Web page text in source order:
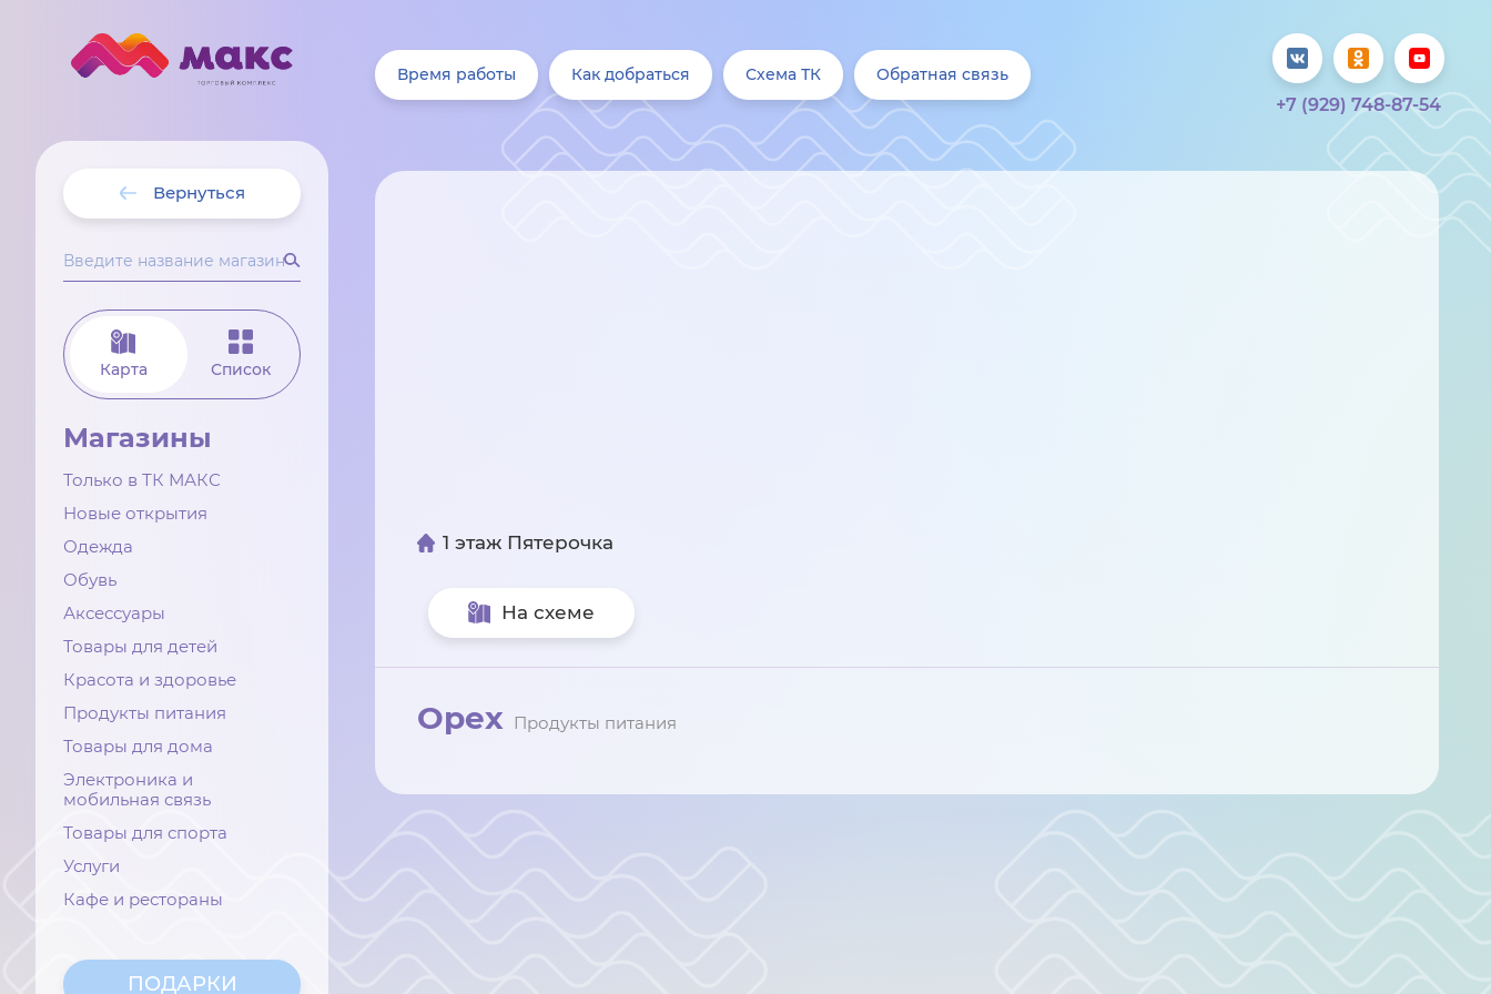
Вернуться
Карта Список
Магазины
Только в ТК МАКС
Новые открытия
Одежда
Обувь
Аксессуары
Товары для детей
Красота и здоровье
Продукты питания
Товары для дома
Электроника и
мобильная связь
Товары для спорта
Услуги
Кафе и рестораны
ПОДАРКИ
Время работы Как добраться Схема ТК Обратная связь
+7 (929) 748-87-54
1 этаж Пятерочка
На схеме
Орех Продукты питания